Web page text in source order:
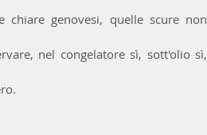
chiare genovesi, quelle scure non
nel congelatore sì, sott'olio sì,